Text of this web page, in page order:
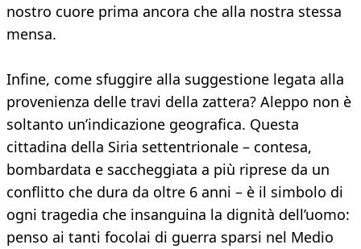
nostro cuore prima ancora che alla nostra stessa
mensa.
Infine, come sfuggire alla suggestione legata alla
provenienza delle travi della zattera? Aleppo non è
soltanto un’indicazione geografica. Questa
cittadina della Siria settentrionale – contesa,
bombardata e saccheggiata a più riprese da un
conflitto che dura da oltre 6 anni – è il simbolo di
ogni tragedia che insanguina la dignità dell’uomo:
penso ai tanti focolai di guerra sparsi nel Medio